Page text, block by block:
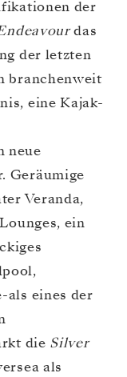
der
das
der letzten
branchenweit
eine Kajak-
neue
Geräumige
Veranda,
ein
als eines der
die Silver
als